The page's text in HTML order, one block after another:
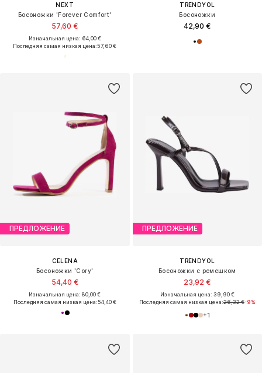
NEXT
Босоножки 'Forever Comfort'
57,60 €
Изначальная цена: 64,00 €
Последняя самая низкая цена:57,60 €
TRENDYOL
Босоножки
42,90 €
ПРЕДЛОЖЕНИЕ
CELENA
Босоножки 'Cory'
54,40 €
Изначальная цена: 80,00 €
Последняя самая низкая цена:54,40 €
ПРЕДЛОЖЕНИЕ
TRENDYOL
Босоножки с ремешком
23,92 €
Изначальная цена: 39,90 €
Последняя самая низкая цена:26,32 €-9%
+1